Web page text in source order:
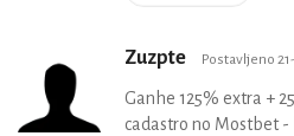
Zuzpte Postavljeno
Ganhe 125% extra +
cadastro no Mostbet